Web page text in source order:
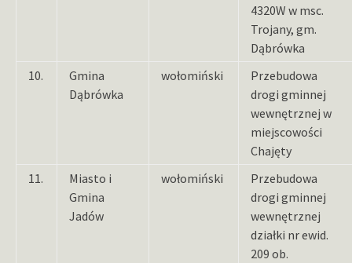
4320W w msc.
Trojany, gm.
Dąbrówka
10.
Gmina
Dąbrówka
wołomiński
Przebudowa
drogi gminnej
wewnętrznej w
miejscowości
Chajęty
11.
Miasto i
Gmina
Jadów
wołomiński
Przebudowa
drogi gminnej
wewnętrznej
działki nr ewid.
209 ob.